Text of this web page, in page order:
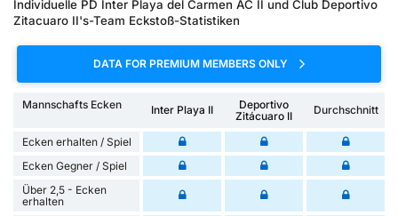
Individuelle PD Inter Playa del Carmen AC II und Club Deportivo
Zitacuaro II's-Team Eckstoß-Statistiken
DATA FOR PREMIUM MEMBERS ONLY
Mannschafts Ecken Inter Playa II
Deportivo
Zitácuaro II
Durchschnitt
Ecken erhalten / Spiel
Ecken Gegner / Spiel
Über 2,5 - Ecken
erhalten